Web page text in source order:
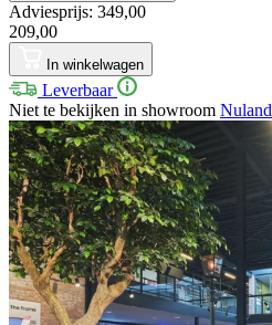
Adviesprijs: 349,00
209,00
In winkelwagen
Leverbaar
Niet te bekijken in showroom Nuland